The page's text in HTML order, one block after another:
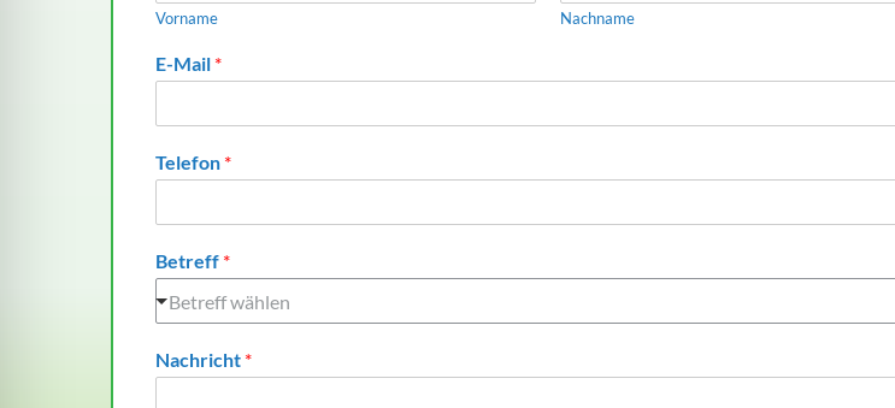
Vorname Nachname
E-Mail *
Telefon *
Betreff *
Betreff wählen
Nachricht *